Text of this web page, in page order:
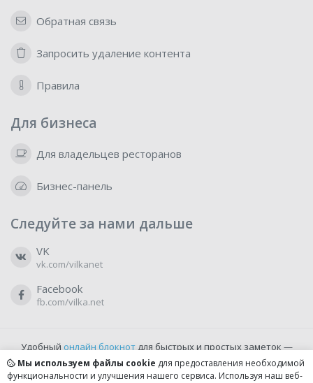
Обратная связь
Запросить удаление контента
Правила
Для бизнеса
Для владельцев ресторанов
Бизнес-панель
Следуйте за нами дальше
VK
vk.com/vilkanet
Facebook
fb.com/vilka.net
Удобный онлайн блокнотдля быстрых и простых заметок —
бесплатно и доступно прямо из браузера.
Мы используем файлы cookie для предоставления необходимой
функциональности и улучшения нашего сервиса. Используя наш веб-